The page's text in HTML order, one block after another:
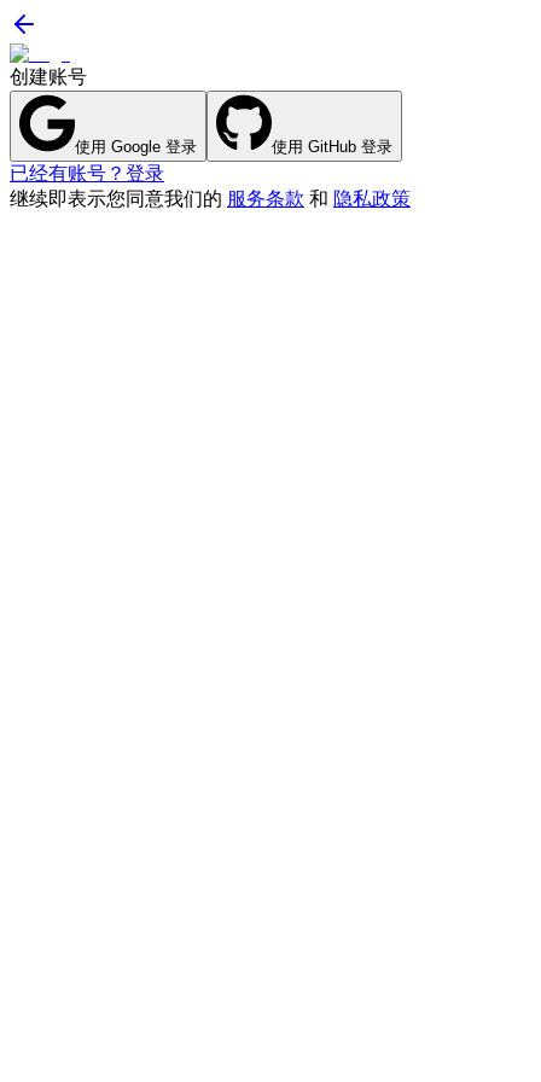
创建账号
使用 Google 登录 使用 GitHub 登录
已经有账号？登录
继续即表示您同意我们的 服务条款 和 隐私政策